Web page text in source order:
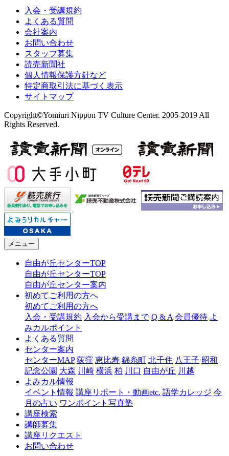
入会・受講規約
よくある質問
会社案内
お問い合わせ
スタッフ募集
読売新聞社
個人情報保護方針など
特定商取引法に基づく表示
サイトマップ
Copyright©Yomiuri Nippon TV Culture Center. 2005-2019 All
Rights Reserved.
メニュー
自由が丘センターTOP
自由が丘センターTOP
自由が丘センター案内
初めてご利用の方へ
初めてご利用の方へ
入会・受講規約 入会から受講まで Q & A 会員優待 よ
みカルポイント
よくある質問
センター案内
センターMAP 荻窪 恵比寿 錦糸町 北千住 八王子 昭和
記念公園 大森 川崎 横浜 柏 川口 自由が丘 川越
よみカル情報
イベント情報 講座リポート・動画etc. 語学カレッジ 今
月の占い ワンポイント写真塾
講座検索
講師募集
講座リクエスト
お問い合わせ